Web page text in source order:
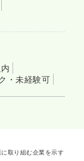
・未経験可
取り組む企業を示す